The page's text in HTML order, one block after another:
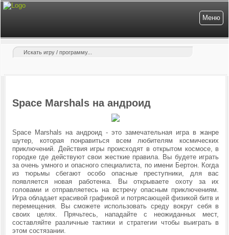
Меню
Space Marshals на андроид
Space Marshals на андроид - это замечательная игра в жанре
шутер, которая понравиться всем любителям космических
приключений. Действия игры происходят в открытом космосе, в
городке где действуют свои жесткие правила. Вы будете играть
за очень умного и опасного специалиста, по имени Бертон. Когда
из тюрьмы сбегают особо опасные преступники, для вас
появляется новая работенка. Вы открываете охоту за их
головами и отправляетесь на встречу опасным приключениям.
Игра обладает красивой графикой и потрясающей физикой битв и
перемещения. Вы сможете использовать среду вокруг себя в
своих целях. Прячьтесь, нападайте с неожиданных мест,
составляйте различные тактики и стратегии чтобы выиграть в
этом состязании.